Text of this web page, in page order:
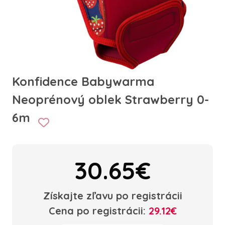
Konfidence Babywarma
Neoprénový oblek Strawberry 0-
6m
30.65€
Získajte zľavu po registrácii
Cena po registrácii: 29.12€